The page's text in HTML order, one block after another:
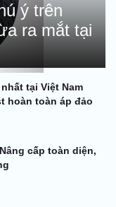
ý trên
ra mắt tại
tại Việt Nam
hoàn toàn áp đảo
cấp toàn diện,